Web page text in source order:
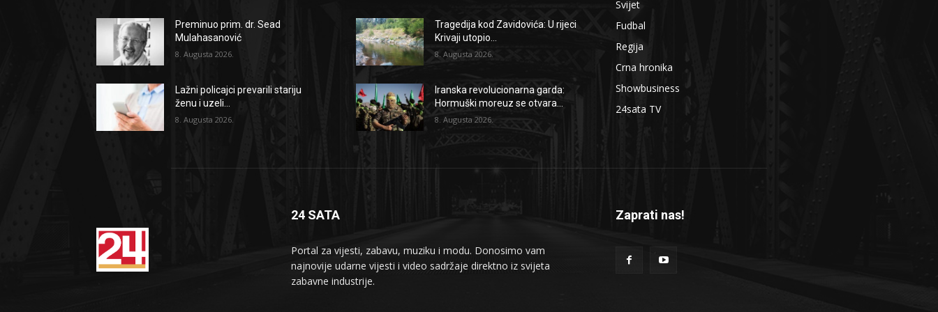
Preminuo prim. dr. Sead
Mulahasanović
8. Augusta 2026.
Lažni policajci prevarili stariju
ženu i uzeli...
8. Augusta 2026.
Tragedija kod Zavidovića: U rijeci
Krivaji utopio...
8. Augusta 2026.
Iranska revolucionarna garda:
Hormuški moreuz se otvara...
8. Augusta 2026.
Svijet
Fudbal
Regija
Crna hronika
Showbusiness
24sata TV
24 SATA
Portal za vijesti, zabavu, muziku i modu. Donosimo vam
najnovije udarne vijesti i video sadržaje direktno iz svijeta
zabavne industrije.
Zaprati nas!